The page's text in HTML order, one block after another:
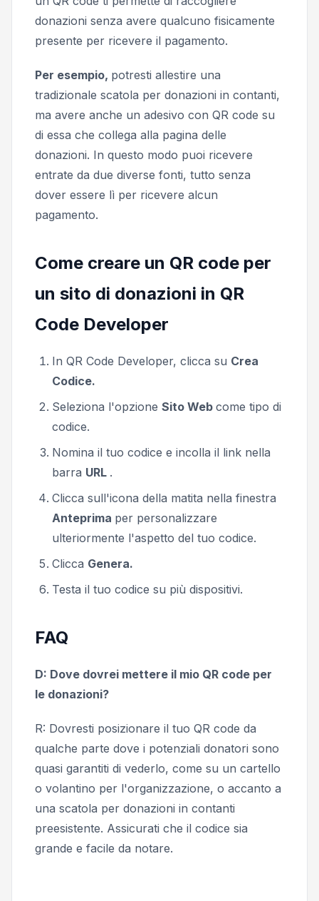
donazioni senza avere qualcuno fisicamente
presente per ricevere il pagamento.
Per esempio, potresti allestire una
tradizionale scatola per donazioni in contanti,
ma avere anche un adesivo con QR code su
di essa che collega alla pagina delle
donazioni. In questo modo puoi ricevere
entrate da due diverse fonti, tutto senza
dover essere lì per ricevere alcun
pagamento.
Come creare un QR code per
un sito di donazioni in QR
Code Developer
In QR Code Developer, clicca su Crea
Codice.
Seleziona l'opzione Sito Web come tipo di
codice.
Nomina il tuo codice e incolla il link nella
barra URL .
Clicca sull'icona della matita nella finestra
Anteprima per personalizzare
ulteriormente l'aspetto del tuo codice.
Clicca Genera.
Testa il tuo codice su più dispositivi.
FAQ
D: Dove dovrei mettere il mio QR code per
le donazioni?
R: Dovresti posizionare il tuo QR code da
qualche parte dove i potenziali donatori sono
quasi garantiti di vederlo, come su un cartello
o volantino per l'organizzazione, o accanto a
una scatola per donazioni in contanti
preesistente. Assicurati che il codice sia
grande e facile da notare.